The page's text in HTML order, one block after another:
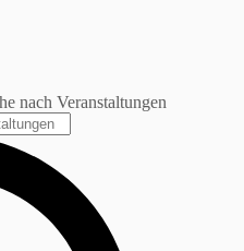
nach Veranstaltungen